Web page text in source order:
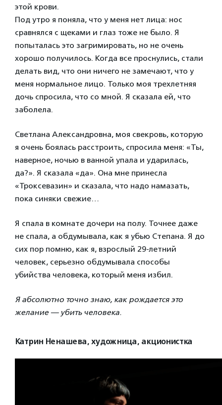
этой крови.
Под утро я поняла, что у меня нет лица: нос
сравнялся с щеками и глаз тоже не было. Я
попыталась это загримировать, но не очень
хорошо получилось. Когда все проснулись, стали
делать вид, что они ничего не замечают, что у
меня нормальное лицо. Только моя трехлетняя
дочь спросила, что со мной. Я сказала ей, что
заболела.
Светлана Александровна, моя свекровь, которую
я очень боялась расстроить, спросила меня: «Ты,
наверное, ночью в ванной упала и ударилась,
да?». Я сказала «да». Она мне принесла
«Троксевазин» и сказала, что надо намазать,
пока синяки свежие…
Я спала в комнате дочери на полу. Точнее даже
не спала, а обдумывала, как я убью Степана. Я до
сих пор помню, как я, взрослый 29-летний
человек, серьезно обдумывала способы
убийства человека, который меня избил.
Я абсолютно точно знаю, как рождается это
желание — убить человека.
Катрин Ненашева, художница, акционистка